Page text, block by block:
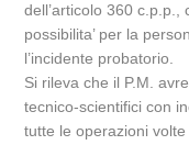
dell’articolo 360 c.p.p.,
possibilita’ per la
l’incidente probatorio.
Si rileva che il P.M.
tecnico-scientifici con
tutte le operazioni